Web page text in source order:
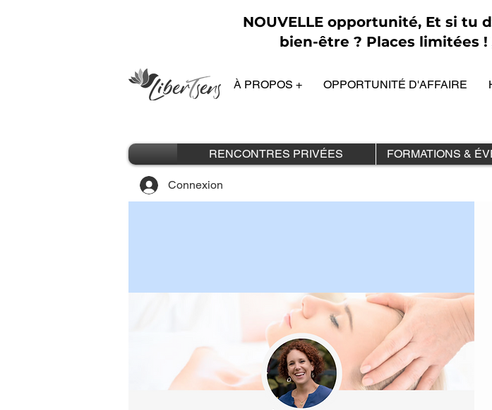
NOUVELLE opportunité, Et si tu
bien-être ? Places limitées !
À PROPOS + OPPORTUNITÉ D'AFFAIRE
RENCONTRES PRIVÉES FORMATIONS &
Connexion